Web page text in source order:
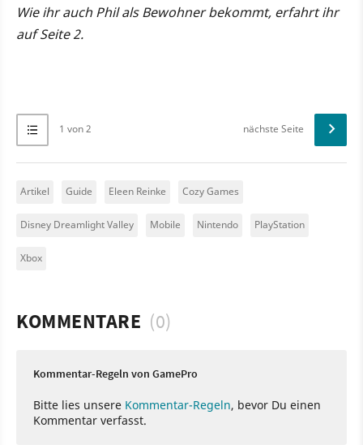
Wie ihr auch Phil als Bewohner bekommt, erfahrt ihr
auf Seite 2.
1 von 2 nächste Seite
Artikel Guide Eleen Reinke Cozy Games
Disney Dreamlight Valley Mobile Nintendo PlayStation
Xbox
KOMMENTARE (0)
Kommentar-Regeln von GamePro
Bitte lies unsere Kommentar-Regeln, bevor Du einen
Kommentar verfasst.